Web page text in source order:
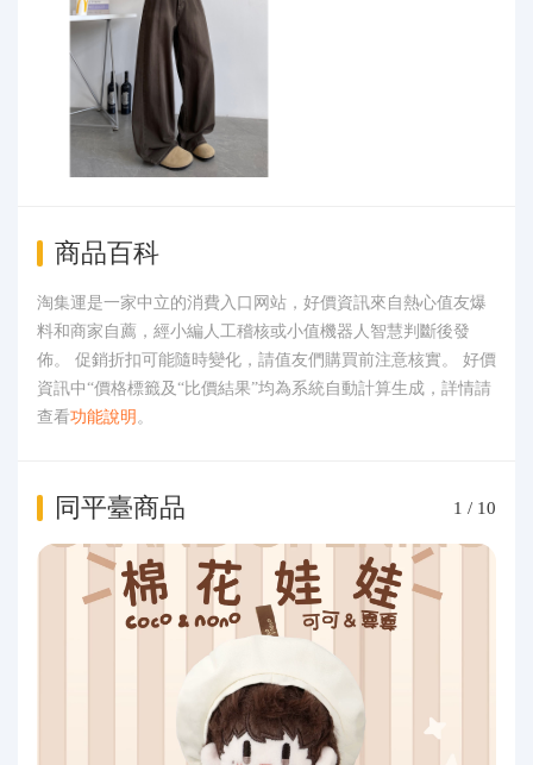
商品百科
淘集運是一家中立的消費入口网站，好價資訊來自熱心值友爆
料和商家自薦，經小編人工稽核或小值機器人智慧判斷後發
佈。 促銷折扣可能隨時變化，請值友們購買前注意核實。 好價
資訊中“價格標籤及“比價結果”均為系統自動計算生成，詳情請
查看功能說明 。
同平臺商品 1 / 10